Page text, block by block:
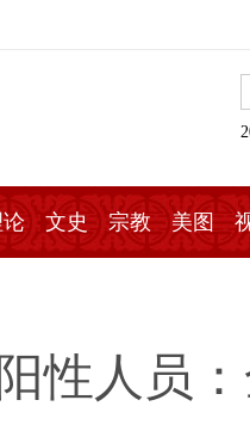
文史 宗教 美图
性人员